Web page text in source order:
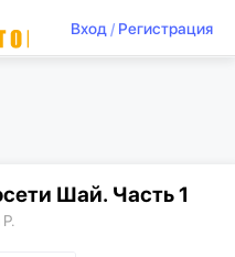
Вход/ Регистрация
Шай. Часть 1